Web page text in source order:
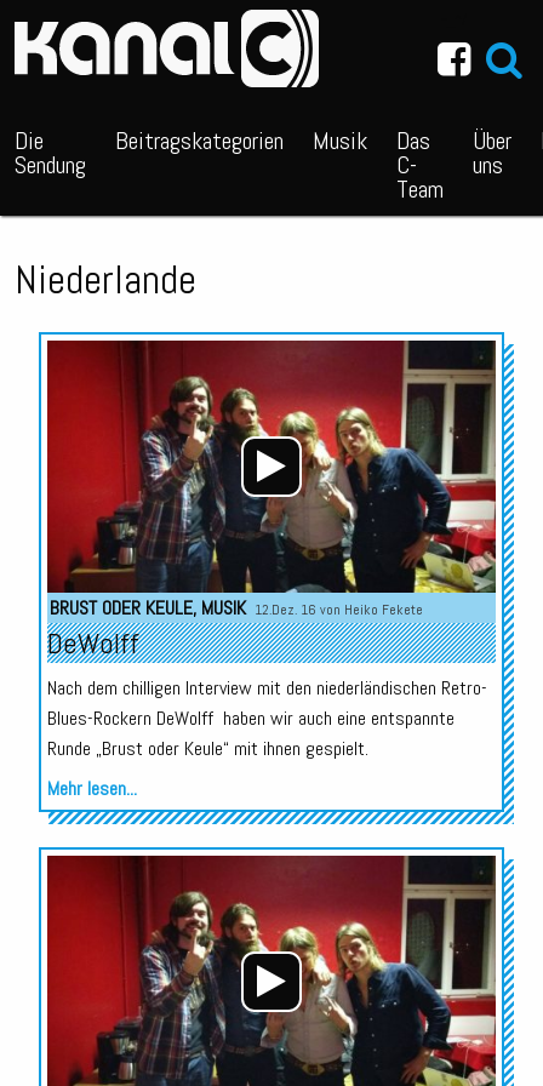
Die
Sendung
Beitragskategorien Musik Das
C-
Team
Über
uns
Niederlande
Audio-
Player
BRUST ODER KEULE, MUSIK 12.Dez. 16 von Heiko Fekete
DeWolff
Nach dem chilligen Interview mit den niederländischen Retro-
Blues-Rockern DeWolff haben wir auch eine entspannte
Runde „Brust oder Keule“ mit ihnen gespielt.
Mehr lesen...
Audio-
Player